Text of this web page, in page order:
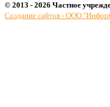
© 2013 - 2026 Частное
Создание сайтов - ООО